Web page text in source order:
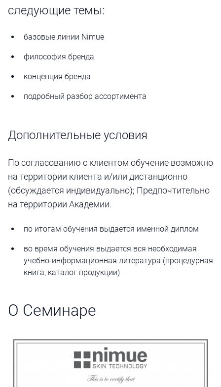
следующие темы:
базовые линии Nimue
философия бренда
концепция бренда
подробный разбор ассортимента
Дополнительные условия
По согласованию с клиентом обучение возможно
на территории клиента и/или дистанционно
(обсуждается индивидуально); Предпочтительно
на территории Академии.
по итогам обучения выдается именной диплом
во время обучения выдается вся необходимая
учебно-информационная литература (процедурная
книга, каталог продукции)
О Семинаре